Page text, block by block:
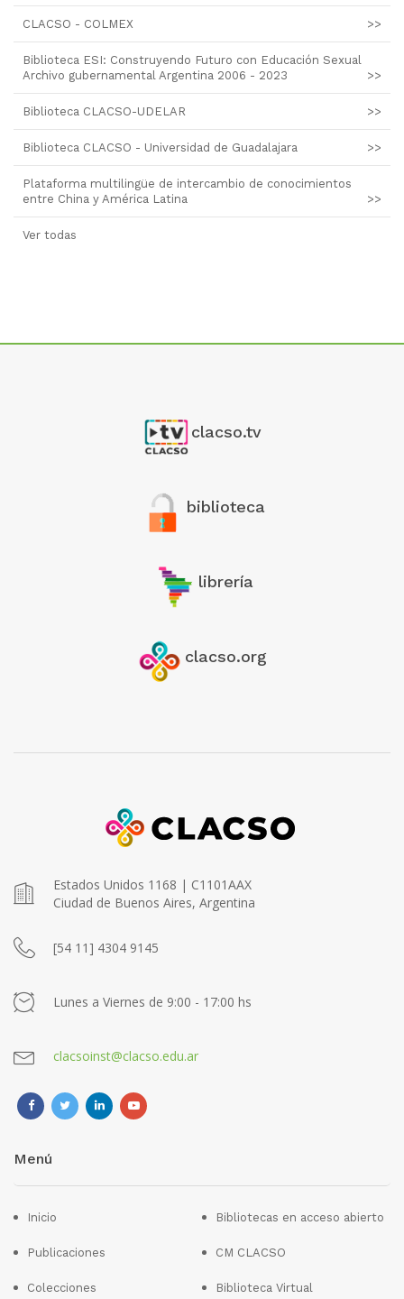
CLACSO - COLMEX >>
Biblioteca ESI: Construyendo Futuro con Educación Sexual
Archivo gubernamental Argentina 2006 - 2023
>>
Biblioteca CLACSO-UDELAR >>
Biblioteca CLACSO - Universidad de Guadalajara >>
Plataforma multilingüe de intercambio de conocimientos
entre China y América Latina
>>
Ver todas
clacso.tv
biblioteca
librería
clacso.org
Estados Unidos 1168 | C1101AAX
Ciudad de Buenos Aires, Argentina
[54 11] 4304 9145
Lunes a Viernes de 9:00 - 17:00 hs
clacsoinst@clacso.edu.ar
Menú
Inicio
Publicaciones
Colecciones
Bibliotecas en acceso abierto
CM CLACSO
Biblioteca Virtual